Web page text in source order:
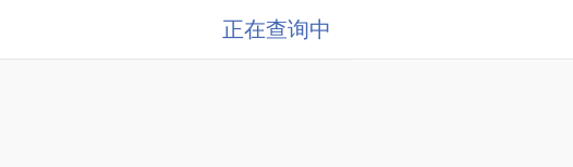
正在查询中